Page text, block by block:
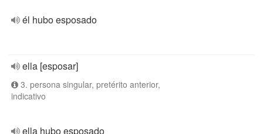
él hubo esposado
ella [esposar]
3. persona singular, pretérito anterior,
indicativo
ella hubo esposado